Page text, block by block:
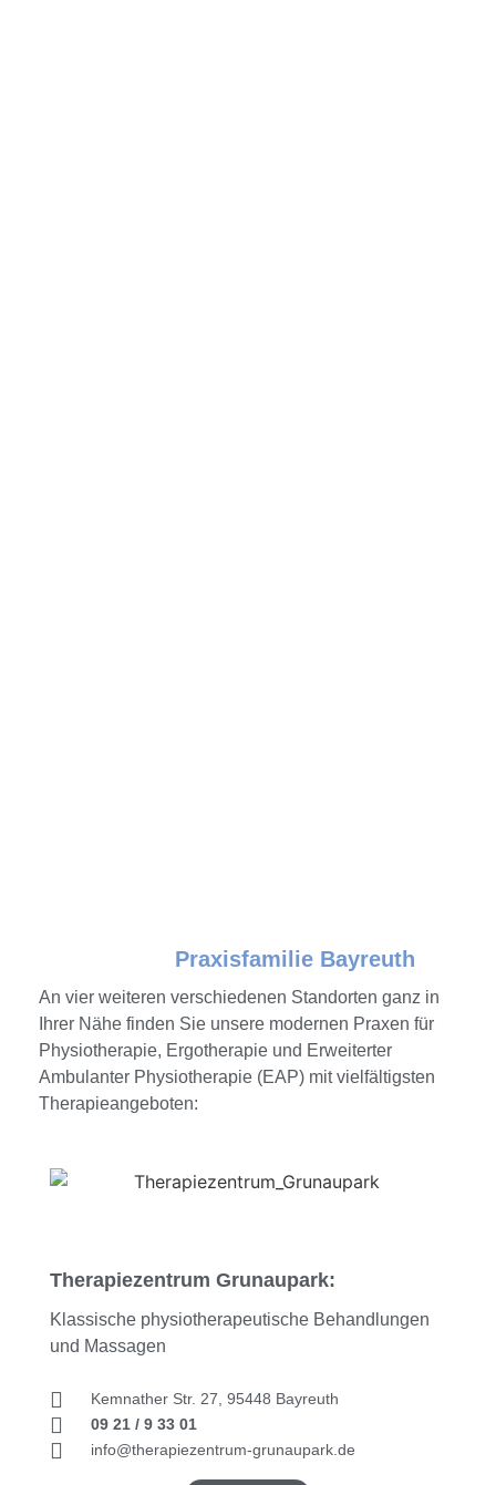
Praxisfamilie Bayreuth
An vier weiteren verschiedenen Standorten ganz in
Ihrer Nähe finden Sie unsere modernen Praxen für
Physiotherapie, Ergotherapie und Erweiterter
Ambulanter Physiotherapie (EAP) mit vielfältigsten
Therapieangeboten:
Therapiezentrum Grunaupark:
Klassische physiotherapeutische Behandlungen
und Massagen
Kemnather Str. 27, 95448 Bayreuth
09 21 / 9 33 01
info@therapiezentrum-grunaupark.de